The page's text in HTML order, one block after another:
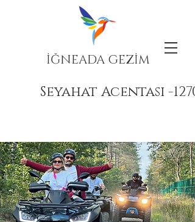
İĞNEADA GEZİM
Seyahat Acentası -